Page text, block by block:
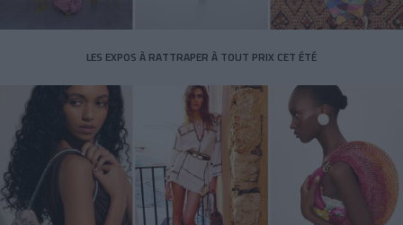
LES EXPOS À RATTRAPER À TOUT PRIX CET ÉTÉ